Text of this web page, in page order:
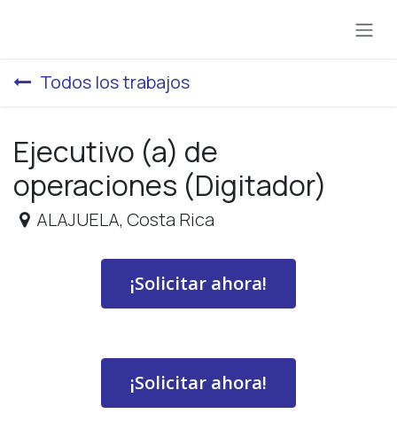
Todos los trabajos
Ejecutivo (a) de
operaciones (Digitador)
ALAJUELA, Costa Rica
¡Solicitar ahora!
¡Solicitar ahora!